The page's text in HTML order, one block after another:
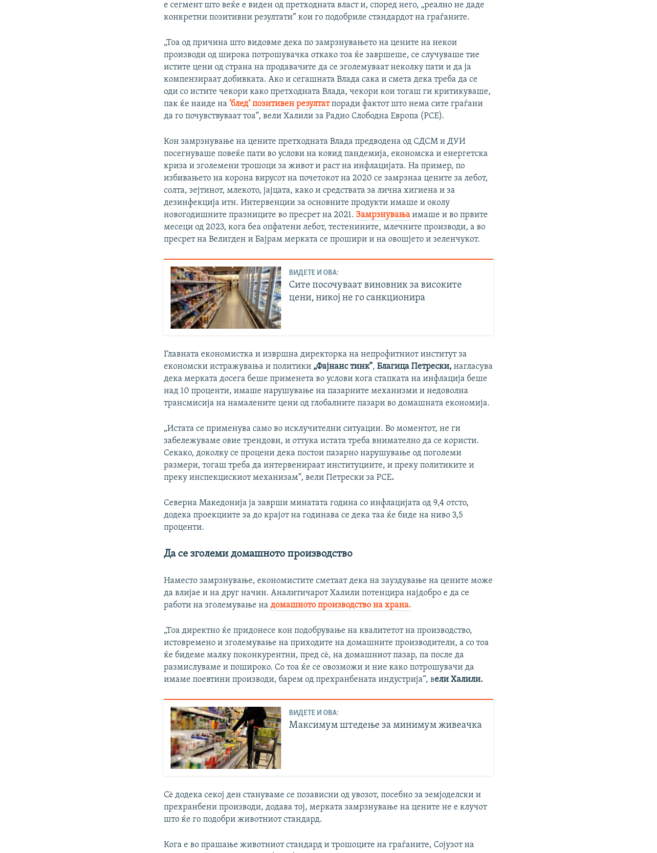
е сегмент што веќе е виден од претходната власт и, според него, „реално не даде
конкретни позитивни резултати“ кои го подобриле стандардот на граѓаните.
„Тоа од причина што видовме дека по замрзнувањето на цените на некои
производи од широка потрошувачка откако тоа ќе завршеше, се случуваше тие
истите цени од страна на продавачите да се зголемуваат неколку пати и да ја
компензираат добивката. Ако и сегашната Влада сака и смета дека треба да се
оди со истите чекори како претходната Влада, чекори кои тогаш ги критикуваше,
пак ќе наиде на’блед‘ позитивен резултатпоради фактот што нема сите граѓани
да го почувствуваат тоа“, вели Халили за Радио Слободна Европа (РСЕ).
Кон замрзнување на цените претходната Влада предводена од СДСМ и ДУИ
посегнуваше повеќе пати во услови на ковид пандемија, економска и енергетска
криза и зголемени трошоци за живот и раст на инфлацијата. На пример, по
избивањето на корона вирусот на почетокот на 2020 се замрзнаа цените за лебот,
солта, зејтинот, млекото, јајцата, како и средствата за лична хигиена и за
дезинфекција итн. Интервенции за основните продукти имаше и околу
новогодишните празниците во пресрет на 2021. Замрзнувањаимаше и во првите
месеци од 2023, кога беа опфатени лебот, тестенините, млечните производи, а во
пресрет на Велигден и Бајрам мерката се прошири и на овошјето и зеленчукот.
ВИДЕТЕ И ОВА:
Сите посочуваат виновник за високите
цени, никој не го санкционира
Главната економистка и извршна директорка на непрофитниот институт за
економски истражувања и политики „Фајнанс тинк“,Благица Петрески, нагласува
дека мерката досега беше применета во услови кога стапката на инфлација беше
над 10 проценти, имаше нарушување на пазарните механизми и недоволна
трансмисија на намалените цени од глобалните пазари во домашната економија.
„Истата се применува само во исклучителни ситуации. Во моментот, не ги
забележуваме овие трендови, и оттука истата треба внимателно да се користи.
Секако, доколку се процени дека постои пазарно нарушување од поголеми
размери, тогаш треба да интервенираат институциите, и преку политиките и
преку инспекцискиот механизам“, вели Петрески за РСЕ.
Северна Македонија ја заврши минатата година со инфлацијата од 9,4 отсто,
додека проекциите за до крајот на годинава се дека таа ќе биде на ниво 3,5
проценти.
Да се зголеми домашното производство
Наместо замрзнување, економистите сметаат дека на зауздување на цените може
да влијае и на друг начин. Аналитичарот Халили потенцира најдобро е да се
работи на зголемување надомашното производство на храна.
„Тоа директно ќе придонесе кон подобрување на квалитетот на производство,
истовремено и зголемување на приходите на домашните производители, а со тоа
ќе бидеме малку поконкурентни, пред сè, на домашниот пазар, па после да
размислуваме и пошироко. Со тоа ќе се овозможи и ние како потрошувачи да
имаме поевтини производи, барем од прехранбената индустрија“, вели Халили.
ВИДЕТЕ И ОВА:
Максимум штедење за минимум живеачка
Сè додека секој ден стануваме се позависни од увозот, посебно за земјоделски и
прехранбени производи, додава тој, мерката замрзнување на цените не е клучот
што ќе го подобри животниот стандард.
Кога е во прашање животниот стандард и трошоците на граѓаните, Сојузот на